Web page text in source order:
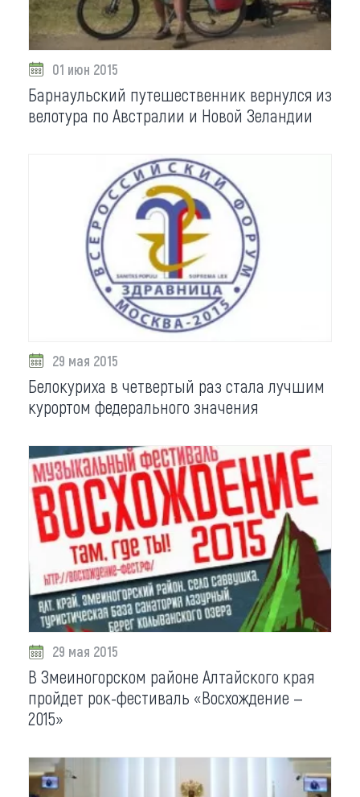
01 июн 2015
Барнаульский путешественник вернулся из
велотура по Австралии и Новой Зеландии
29 мая 2015
Белокуриха в четвертый раз стала лучшим
курортом федерального значения
29 мая 2015
В Змеиногорском районе Алтайского края
пройдет рок-фестиваль «Восхождение —
2015»